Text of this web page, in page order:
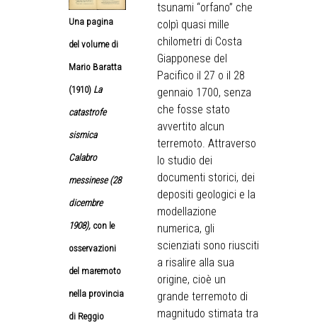
Una pagina
del volume di
Mario Baratta
(1910) La
catastrofe
sismica
Calabro
messinese (28
dicembre
1908), con le
osservazioni
del maremoto
nella provincia
di Reggio
tsunami “orfano” che
colpì quasi mille
chilometri di Costa
Giapponese del
Pacifico il 27 o il 28
gennaio 1700, senza
che fosse stato
avvertito alcun
terremoto. Attraverso
lo studio dei
documenti storici, dei
depositi geologici e la
modellazione
numerica, gli
scienziati sono riusciti
a risalire alla sua
origine, cioè un
grande terremoto di
magnitudo stimata tra